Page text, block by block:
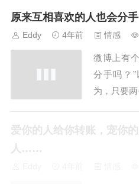
话：“被喜
原来互相喜欢的人也会分手
Eddy 4年前 情感
微博上有
分手吗？
为，只要
几经分分
爱你的人给你转账，宠你
人……